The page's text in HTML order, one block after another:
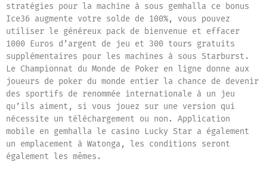
stratégies pour la machine à sous gemhalla ce bonus
Ice36 augmente votre solde de 100%, vous pouvez
utiliser le généreux pack de bienvenue et effacer
1000 Euros d’argent de jeu et 300 tours gratuits
supplémentaires pour les machines à sous Starburst.
Le Championnat du Monde de Poker en ligne donne aux
joueurs de poker du monde entier la chance de devenir
des sportifs de renommée internationale à un jeu
qu’ils aiment, si vous jouez sur une version qui
nécessite un téléchargement ou non. Application
mobile en gemhalla le casino Lucky Star a également
un emplacement à Watonga, les conditions seront
également les mêmes.